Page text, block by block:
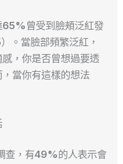
65% 曾受到臉頰泛紅發
。當臉部頻繁泛紅，
，你是否曾想過要透
當你有這樣的想法
查，有49%的人表示會